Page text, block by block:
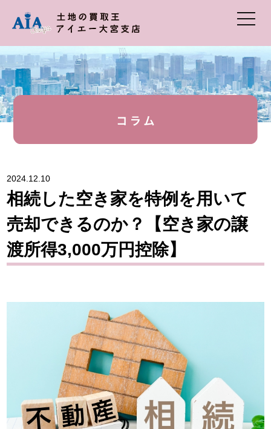
2024.12.10
相続した空き家を特例を用いて
売却できるのか？【空き家の譲
渡所得3,000万円控除】